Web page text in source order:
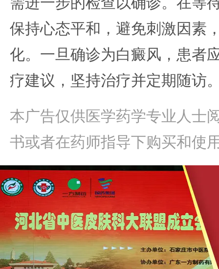
保持心态平和，避免刺激因素
化。一旦确诊为白癜风，患者
疗建议，坚持治疗并定期随访
本广告仅供医学药学专业人士
书或者在药师指导下购买和使